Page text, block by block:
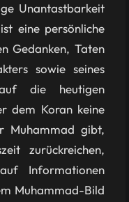
Unantastbarkeit
eine persönliche
Gedanken, Taten
sowie seines
auf die heutigen
dem Koran keine
Muhammad gibt,
zurückreichen,
Informationen
Muhammad-Bild